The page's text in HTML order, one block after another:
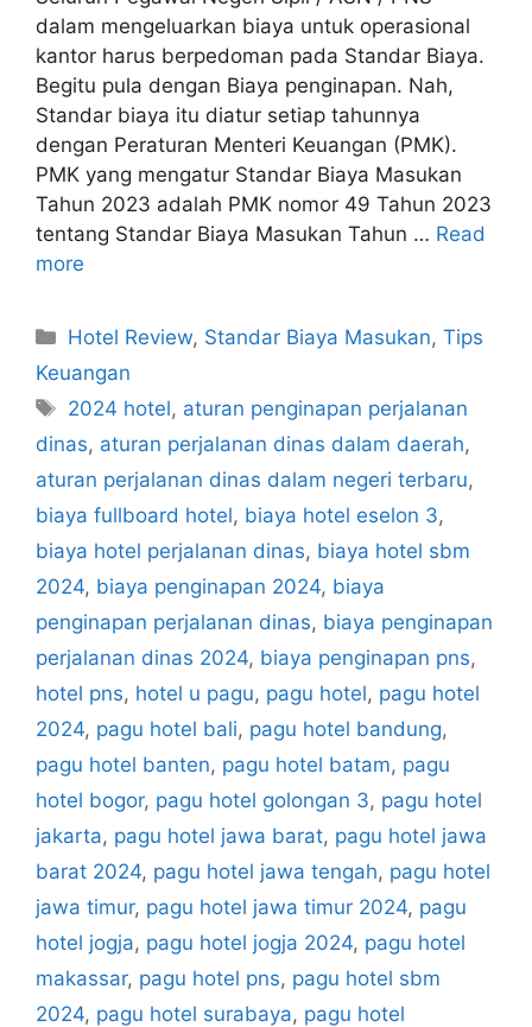
dalam mengeluarkan biaya untuk operasional
kantor harus berpedoman pada Standar Biaya.
Begitu pula dengan Biaya penginapan. Nah,
Standar biaya itu diatur setiap tahunnya
dengan Peraturan Menteri Keuangan (PMK).
PMK yang mengatur Standar Biaya Masukan
Tahun 2023 adalah PMK nomor 49 Tahun 2023
tentang Standar Biaya Masukan Tahun … Read
more
Categories
Hotel Review, Standar Biaya Masukan,Tips
Keuangan
Tags
2024 hotel, aturan penginapan perjalanan
dinas, aturan perjalanan dinas dalam daerah,
aturan perjalanan dinas dalam negeri terbaru,
biaya fullboard hotel, biaya hotel eselon 3,
biaya hotel perjalanan dinas, biaya hotel sbm
2024, biaya penginapan 2024, biaya
penginapan perjalanan dinas, biaya penginapan
perjalanan dinas 2024, biaya penginapan pns,
hotel pns, hotel u pagu, pagu hotel, pagu hotel
2024, pagu hotel bali, pagu hotel bandung,
pagu hotel banten, pagu hotel batam, pagu
hotel bogor, pagu hotel golongan 3, pagu hotel
jakarta, pagu hotel jawa barat, pagu hotel jawa
barat 2024, pagu hotel jawa tengah, pagu hotel
jawa timur, pagu hotel jawa timur 2024, pagu
hotel jogja, pagu hotel jogja 2024, pagu hotel
makassar, pagu hotel pns, pagu hotel sbm
2024, pagu hotel surabaya, pagu hotel